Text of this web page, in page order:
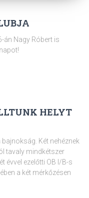
án Nagy Róbert is
HELYT
Két nehéznek
tavaly mindkétszer
évvel ezelőtti OB I/B-s
a két mérkőzésen